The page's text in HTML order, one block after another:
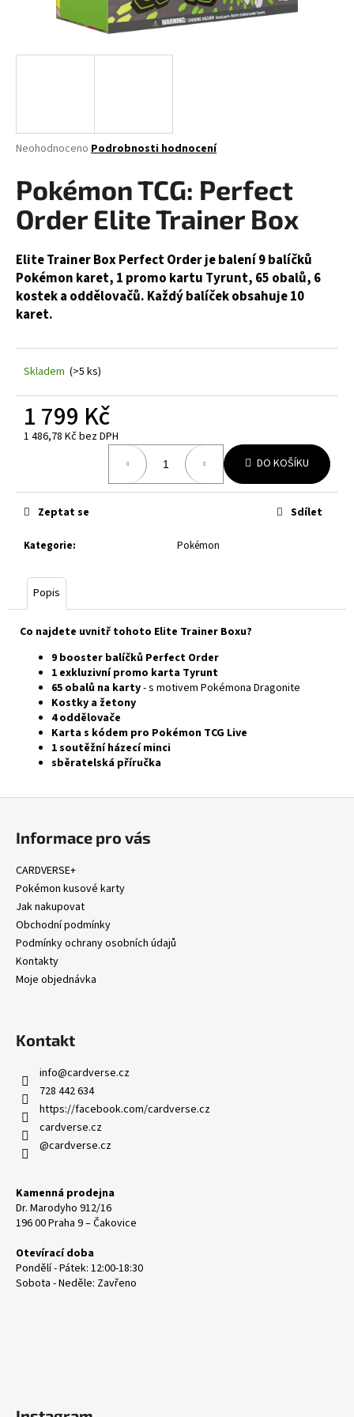
Průměrné
produktu
je
0,0
z
hvězdiček.
Neohodnoceno Podrobnosti hodnocení
Pokémon TCG: Perfect
Order Elite Trainer Box
Elite Trainer Box Perfect Order je balení 9 balíčků
Pokémon karet, 1 promo kartu Tyrunt, 65 obalů, 6
kostek a oddělovačů. Každý balíček obsahuje 10
karet.
Skladem (>5 ks)
1 799 Kč
1 486,78 Kč bez DPH
DO KOŠÍKU
Kategorie: Pokémon
Zeptat se Sdílet
Popis
Co najdete uvnitř tohoto Elite Trainer Boxu?
9 booster balíčků Perfect Order
1 exkluzivní promo karta Tyrunt
65 obalů na karty- s motivem Pokémona Dragonite
Kostky a žetony
4 oddělovače
Karta s kódem pro Pokémon TCG Live
1 soutěžní házecí minci
sběratelská příručka
í
HLEDAT
D
o
p
o
r
u
j
m
e
POKÉMON
CHAOS
BOOSTER
Kč
Informace pro vás
CARDVERSE+
Pokémon kusové karty
Jak nakupovat
Obchodní podmínky
Podmínky ochrany osobních údajů
Kontakty
Moje objednávka
Kontakt
info@cardverse.cz
728 442 634
https://facebook.com/cardverse.cz
cardverse.cz
@cardverse.cz
Kamenná prodejna
Dr. Marodyho 912/16
196 00 Praha 9 – Čakovice
Otevírací doba
Pondělí - Pátek: 12:00-18:30
Sobota - Neděle: Zavřeno